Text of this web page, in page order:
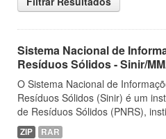
Sistema Nacional de
Resíduos Sólidos - Sinir/
O Sistema Nacional de
Resíduos Sólidos (Sinir) é um
de Resíduos Sólidos (PNRS),
ZIP RAR